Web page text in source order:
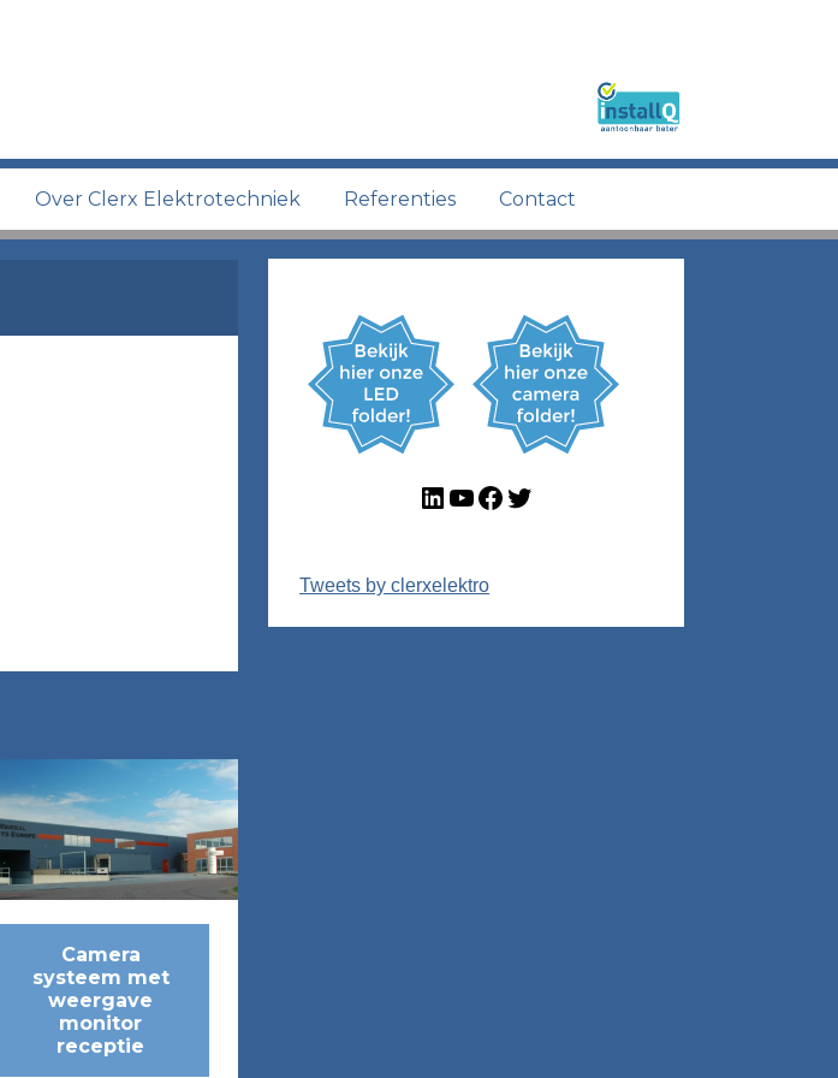
Over Clerx Elektrotechniek Referenties Contact
Camera
systeem met
weergave
monitor
receptie
LinkedIn
YouTube
Facebook
Twitter
Tweets by clerxelektro